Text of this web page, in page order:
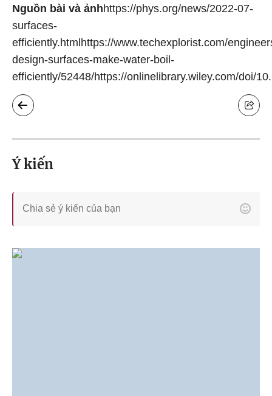
Nguồn bài và ảnhhttps://phys.org/news/2022-07-
surfaces-
efficiently.html https://www.techexplorist.com/
design-surfaces-make-water-boil-
efficiently/52448/https://onlinelibrary.wiley.com/doi/
Ý kiến